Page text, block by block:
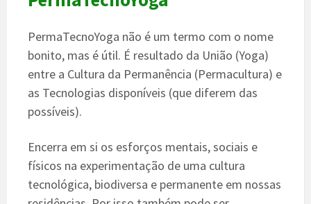
PermaTecnoYoga não é um termo com o nome
bonito, mas é útil. É resultado da União (Yoga)
entre a Cultura da Permanência (Permacultura) e
as Tecnologias disponíveis (que diferem das
possíveis).
Encerra em si os esforços mentais, sociais e
físicos na experimentação de uma cultura
tecnológica, biodiversa e permanente em nossas